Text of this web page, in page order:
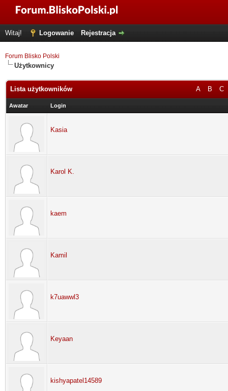
Witaj! Logowanie Rejestracja
Forum Blisko Polski
Użytkownicy
A B C
Lista użytkowników
Awatar Login
Kasia
Karol K.
kaem
Kamil
k7uawwl3
Keyaan
kishyapatel14589